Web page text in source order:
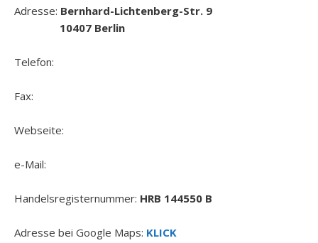
Adresse: Bernhard-Lichtenberg-Str. 9
10407 Berlin
Telefon:
Fax:
Webseite:
e-Mail:
Handelsregisternummer: HRB 144550 B
Adresse bei Google Maps: KLICK